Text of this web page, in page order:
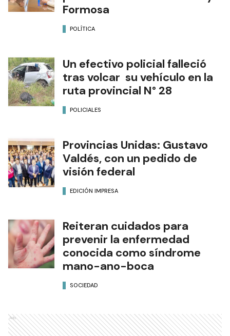
Formosa
POLÍTICA
Un efectivo policial falleció
tras volcar su vehículo en la
ruta provincial N° 28
POLICIALES
Provincias Unidas: Gustavo
Valdés, con un pedido de
visión federal
EDICIÓN IMPRESA
Reiteran cuidados para
prevenir la enfermedad
conocida como síndrome
mano-ano-boca
SOCIEDAD
Ads